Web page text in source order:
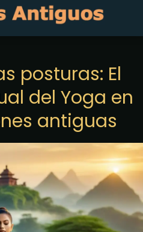
posturas: El
del Yoga en
antiguas